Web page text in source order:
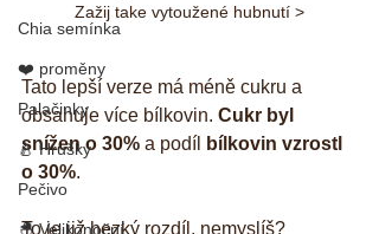
Chia semínka
❤️ proměny
Palačinky
🍐 Hrušky
Pečivo
🐣 Velikonoční
Zažij take vytoužené hubnutí >
Tato lepší verze má méně cukru a
obsahuje více bílkovin. Cukr byl
snížen o 30% a podíl
bílkovin vzrostl
o 30%.
To je již hezký rozdíl, nemyslíš?